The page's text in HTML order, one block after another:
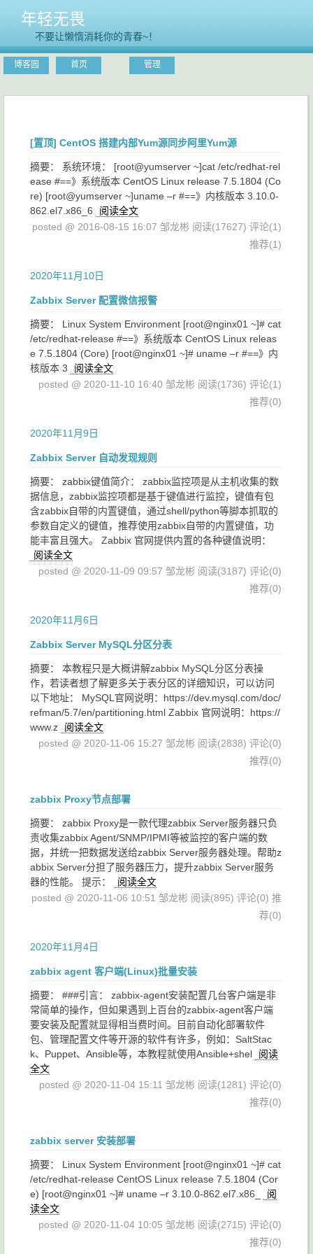
年轻无畏
不要让懒惰消耗你的青春~！
博客园 首页 管理
[置顶] CentOS 搭建内部Yum源同步阿里Yum源
摘要： 系统环境： [root@yumserver ~]cat /etc/redhat-rel
ease #==》系统版本 CentOS Linux release 7.5.1804 (Co
re) [root@yumserver ~]uname –r #==》内核版本 3.10.0-
862.el7.x86_6
阅读全文
posted @ 2016-08-15 16:07 邹龙彬 阅读(17627) 评论(1)
推荐(1)
2020年11月10日
Zabbix Server 配置微信报警
摘要： Linux System Environment [root@nginx01 ~]# cat
/etc/redhat-release #==》系统版本 CentOS Linux releas
e 7.5.1804 (Core) [root@nginx01 ~]# uname –r #==》内
核版本 3
阅读全文
posted @ 2020-11-10 16:40 邹龙彬 阅读(1736) 评论(1)
推荐(0)
2020年11月9日
Zabbix Server 自动发现规则
摘要： zabbix键值简介： zabbix监控项是从主机收集的数
据信息，zabbix监控项都是基于键值进行监控，键值有包
含zabbix自带的内置键值，通过shell/python等脚本抓取的
参数自定义的键值，推荐使用zabbix自带的内置键值，功
能丰富且强大。 Zabbix 官网提供内置的各种键值说明：
阅读全文
posted @ 2020-11-09 09:57 邹龙彬 阅读(3187) 评论(0)
推荐(0)
2020年11月6日
Zabbix Server MySQL分区分表
摘要： 本教程只是大概讲解zabbix MySQL分区分表操
作，若读者想了解更多关于表分区的详细知识，可以访问
以下地址： MySQL官网说明：https://dev.mysql.com/doc/
refman/5.7/en/partitioning.html Zabbix 官网说明：https://
www.z
阅读全文
posted @ 2020-11-06 15:27 邹龙彬 阅读(2838) 评论(0)
推荐(0)
zabbix Proxy节点部署
摘要： zabbix Proxy是一款代理zabbix Server服务器只负
责收集zabbix Agent/SNMP/IPMI等被监控的客户端的数
据，并统一把数据发送给zabbix Server服务器处理。帮助z
abbix Server分担了服务器压力，提升zabbix Server服务
器的性能。 提示：
阅读全文
posted @ 2020-11-06 10:51 邹龙彬 阅读(895) 评论(0) 推
荐(0)
2020年11月4日
zabbix agent 客户端(Linux)批量安装
摘要： ###引言： zabbix-agent安装配置几台客户端是非
常简单的操作，但如果遇到上百台的zabbix-agent客户端
要安装及配置就显得相当费时间。目前自动化部署软件
包、管理配置文件等开源的软件有许多，例如：SaltStac
k、Puppet、Ansible等，本教程就使用Ansible+shel
阅读
全文
posted @ 2020-11-04 15:11 邹龙彬 阅读(1281) 评论(0)
推荐(0)
zabbix server 安装部署
摘要： Linux System Environment [root@nginx01 ~]# cat
/etc/redhat-release CentOS Linux release 7.5.1804 (Cor
e) [root@nginx01 ~]# uname –r 3.10.0-862.el7.x86_
阅
读全文
posted @ 2020-11-04 10:05 邹龙彬 阅读(2715) 评论(0)
推荐(0)